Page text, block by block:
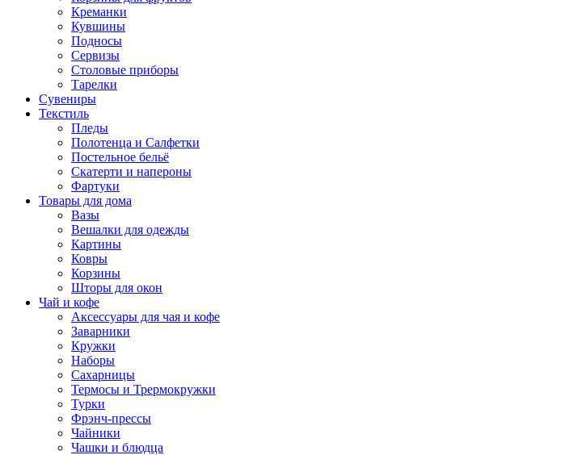
Креманки
Кувшины
Подносы
Сервизы
Столовые приборы
Тарелки
Сувениры
Текстиль
Пледы
Полотенца и Салфетки
Постельное бельё
Скатерти и напероны
Фартуки
Товары для дома
Вазы
Вешалки для одежды
Картины
Ковры
Корзины
Шторы для окон
Чай и кофе
Аксессуары для чая и кофе
Заварники
Кружки
Наборы
Сахарницы
Термосы и Трермокружки
Турки
Фрэнч-прессы
Чайники
Чашки и блюдца